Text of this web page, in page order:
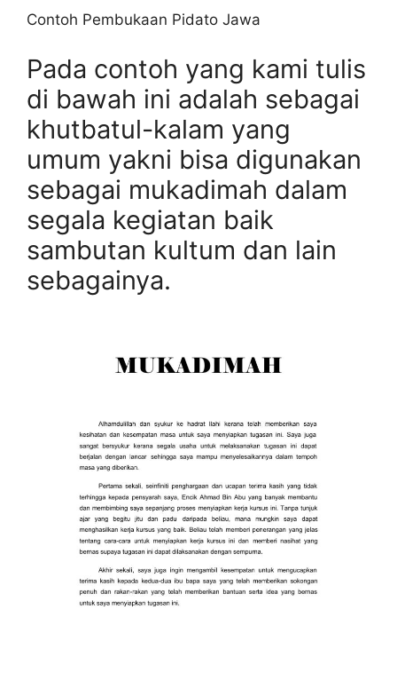
Contoh Pembukaan Pidato Jawa
Pada contoh yang kami tulis
di bawah ini adalah sebagai
khutbatul-kalam yang
umum yakni bisa digunakan
sebagai mukadimah dalam
segala kegiatan baik
sambutan kultum dan lain
sebagainya.